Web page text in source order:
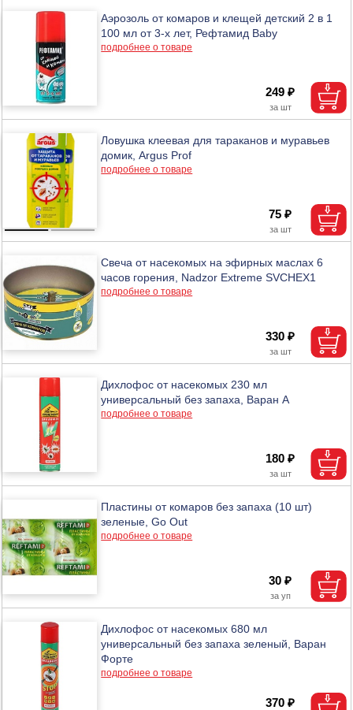
Аэрозоль от комаров и клещей детский 2 в 1
100 мл от 3-х лет, Рефтамид Baby
подробнее о товаре
249 ₽
Ловушка клеевая для тараканов и муравьев
домик, Argus Prof
подробнее о товаре
75 ₽
Свеча от насекомых на эфирных маслах 6
часов горения, Nadzor Extreme SVCHEX1
подробнее о товаре
330 ₽
Дихлофос от насекомых 230 мл
универсальный без запаха, Варан А
подробнее о товаре
180 ₽
Пластины от комаров без запаха (10 шт)
зеленые, Go Out
подробнее о товаре
30 ₽
Дихлофос от насекомых 680 мл
универсальный без запаха зеленый, Варан
Форте
подробнее о товаре
370 ₽